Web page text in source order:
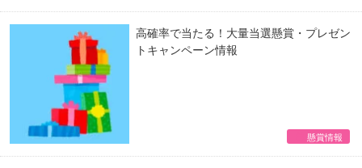
高確率で当たる！大量当選懸賞・プレゼン
トキャンペーン情報
懸賞情報